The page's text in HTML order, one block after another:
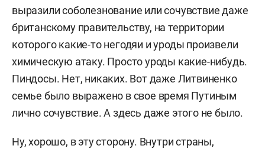
выразили соболезнование или сочувствие даже
британскому правительству, на территории
которого какие-то негодяи и уроды произвели
химическую атаку. Просто уроды какие-нибудь.
Пиндосы. Нет, никаких. Вот даже Литвиненко
семье было выражено в свое время Путиным
лично сочувствие. А здесь даже этого не было.
Ну, хорошо, в эту сторону. Внутри страны,